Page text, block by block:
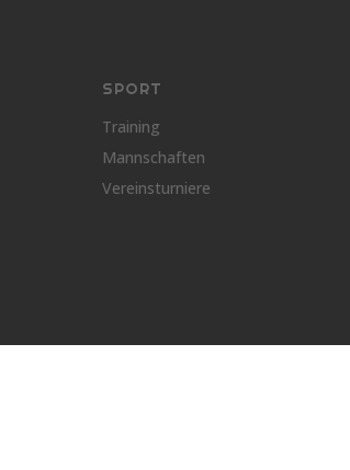
SPORT
Training
Mannschaften
Vereinsturniere